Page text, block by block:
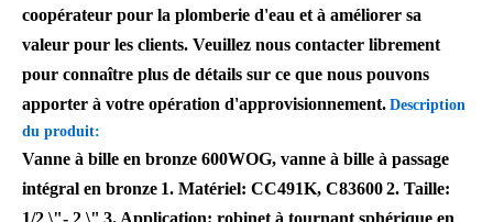
coopérateur pour la plomberie d'eau et à améliorer sa
valeur pour les clients. Veuillez nous contacter librement
pour connaître plus de détails sur ce que nous pouvons
apporter à votre opération d'approvisionnement. Description
du produit:
Vanne à bille en bronze 600WOG, vanne à bille à passage
intégral en bronze 1. Matériel: CC491K, C836002. Taille:
1/2 \"- 2 \" 3. Application: robinet à tournant sphérique en